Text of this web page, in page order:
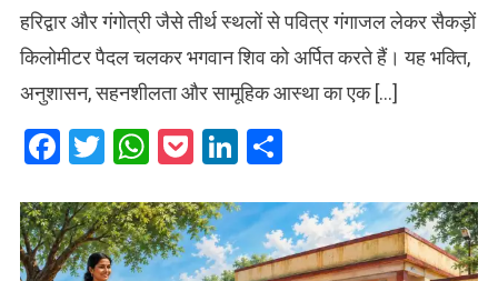
हरिद्वार और गंगोत्री जैसे तीर्थ स्थलों से पवित्र गंगाजल लेकर सैकड़ों
किलोमीटर पैदल चलकर भगवान शिव को अर्पित करते हैं। यह भक्ति,
अनुशासन, सहनशीलता और सामूहिक आस्था का एक […]
Facebook
Twitter
WhatsApp
PocketLinkedIn